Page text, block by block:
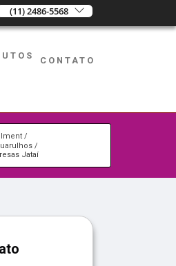
(11) 2486-5568
CONTATO
Jataí